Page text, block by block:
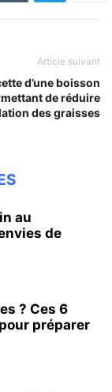
Article suivant
d’une boisson
de réduire
des graisses
au
de
? Ces 6
préparer